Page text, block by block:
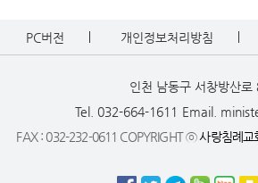
PC버전 개인정보처리방침
인천 남동구 서창방산로
Tel. 032-664-1611 Email.
FAX : 032-232-0611 COPYRIGHT ⓒ사랑침례교